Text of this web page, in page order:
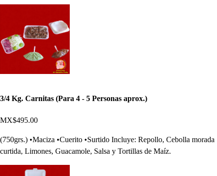
3/4 Kg. Carnitas (Para 4 - 5 Personas aprox.)
MX$495.00
(750grs.) •Maciza •Cuerito •Surtido Incluye: Repollo, Cebolla morada
curtida, Limones, Guacamole, Salsa y Tortillas de Maíz.